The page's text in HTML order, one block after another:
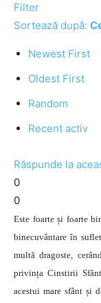
Filter
Sortează după:
Newest First
Oldest First
Random
Recent activ
Răspunde la
0
0
Este foarte și foarte
binecuvântare în
multă dragoste,
privința Cinstirii
acestui mare sfânt și